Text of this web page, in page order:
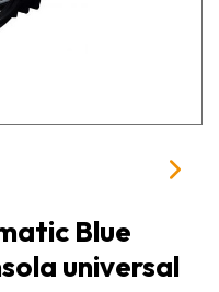
Blue
universal